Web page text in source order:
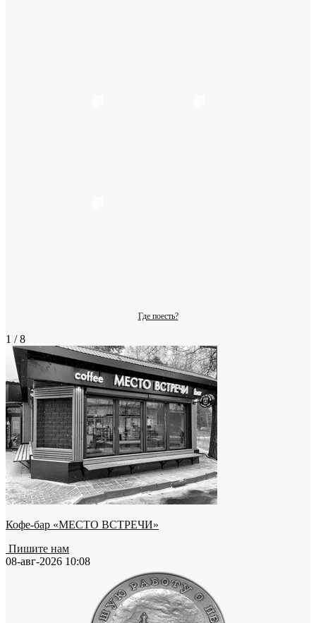
Где поесть?
1 / 8
Кофе-бар «МЕСТО ВСТРЕЧИ»
Пишите нам
08-авг-2026 10:08